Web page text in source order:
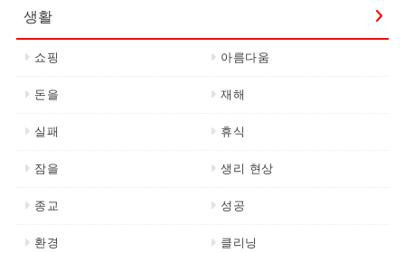
생활
쇼핑 아름다움
돈을 재해
실패 휴식
잠을 생리 현상
종교 성공
환경 클리닝